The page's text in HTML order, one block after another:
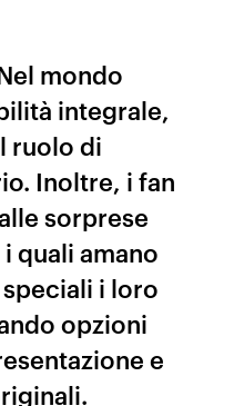
mondo
integrale,
ruolo di
Inoltre, i fan
sorprese
quali amano
i loro
opzioni
e